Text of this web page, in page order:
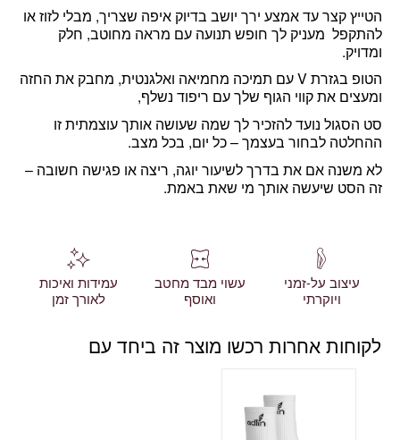
הטייץ קצר עד אמצע ירךיושב בדיוק איפה שצריך, מבלי לזוז או
להתקפל מעניק לך חופש תנועה עם מראה מחוטב, חלק
ומדויק.
הטופ בגזרת V עם תמיכה מחמיאה ואלגנטית, מחבק את החזה
ומעצים את קווי הגוף שלך עם ריפוד נשלף,
סט הסגול נועד להזכיר לך שמה שעושה אותך עוצמתית זו
ההחלטה לבחור בעצמך – כל יום, בכל מצב.
לא משנה אם את בדרך לשיעור יוגה, ריצה או פגישה חשובה –
זה הסט שיעשה אותך מי שאת באמת.
עיצוב על-זמני
ויוקרתי
עשוי מבד מחטב
ואוסף
עמידות ואיכות
לאורך זמן
לקוחות אחרות רכשו מוצר זה ביחד עם